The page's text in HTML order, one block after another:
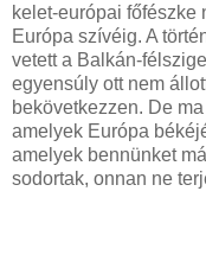
kelet-európai főfészke
Európa szívéig. A
vetett a Balkán-
egyensúly ott nem
bekövetkezzen. De
amelyek Európa
amelyek bennünket
sodortak, onnan ne